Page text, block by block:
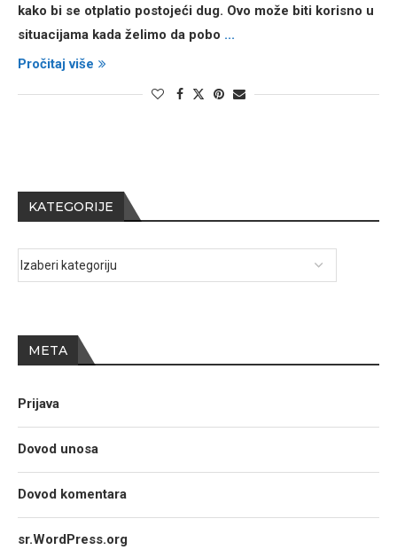
kako bi se otplatio postojeći dug. Ovo može biti korisno u
situacijama kada želimo da pobo ...
Pročitaj više
KATEGORIJE
META
Prijava
Dovod unosa
Dovod komentara
sr.WordPress.org